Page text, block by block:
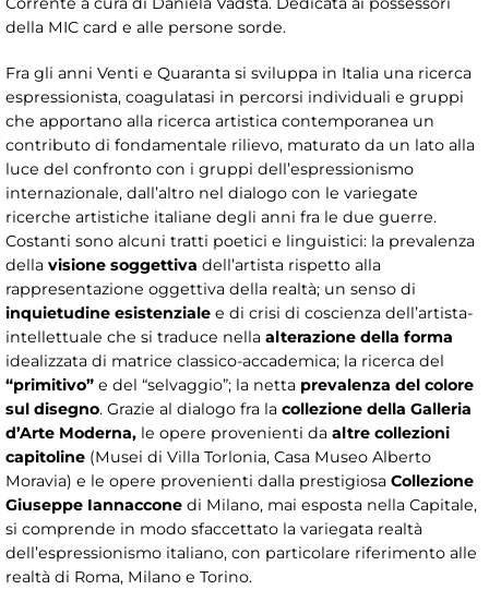
della MIC card e alle persone sorde.
Fra gli anni Venti e Quaranta si sviluppa in Italia una ricerca
espressionista, coagulatasi in percorsi individuali e gruppi
che apportano alla ricerca artistica contemporanea un
contributo di fondamentale rilievo, maturato da un lato alla
luce del confronto con i gruppi dell’espressionismo
internazionale, dall’altro nel dialogo con le variegate
ricerche artistiche italiane degli anni fra le due guerre.
Costanti sono alcuni tratti poetici e linguistici: la prevalenza
della visione soggettiva dell’artista rispetto alla
rappresentazione oggettiva della realtà; un senso di
inquietudine esistenziale e di crisi di coscienza dell’artista-
intellettuale che si traduce nella alterazione della forma
idealizzata di matrice classico-accademica; la ricerca del
“primitivo” e del “selvaggio”; la netta prevalenza del colore
sul disegno. Grazie al dialogo fra la collezione della Galleria
d’Arte Moderna, le opere provenienti da altre collezioni
capitoline (Musei di Villa Torlonia, Casa Museo Alberto
Moravia) e le opere provenienti dalla prestigiosa Collezione
Giuseppe Iannaccone di Milano, mai esposta nella Capitale,
si comprende in modo sfaccettato la variegata realtà
dell’espressionismo italiano, con particolare riferimento alle
realtà di Roma, Milano e Torino.